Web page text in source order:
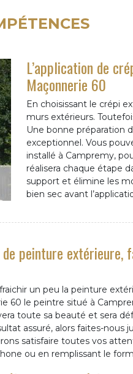
L’application de
Maçonnerie 60
En choisissant le crépi
murs extérieurs.
Une bonne préparation
exceptionnel. Vous
installé à Campremy,
réalisera chaque étape
support et élimine les
bien sec avant
peinture extérieure,
un peu la peinture
60 le peintre situé à
toute sa beauté et sera
assuré, alors faites-
satisfaire toutes vos
ou en remplissant le